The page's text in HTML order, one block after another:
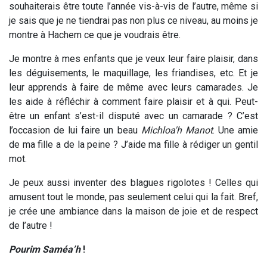
souhaiterais être toute l’année vis-à-vis de l’autre, même si
je sais que je ne tiendrai pas non plus ce niveau, au moins je
montre à Hachem ce que je voudrais être.
Je montre à mes enfants que je veux leur faire plaisir, dans
les déguisements, le maquillage, les friandises, etc. Et je
leur apprends à faire de même avec leurs camarades. Je
les aide à réfléchir à comment faire plaisir et à qui. Peut-
être un enfant s’est-il disputé avec un camarade ? C’est
l’occasion de lui faire un beau Michloa'h Manot. Une amie
de ma fille a de la peine ? J’aide ma fille à rédiger un gentil
mot.
Je peux aussi inventer des blagues rigolotes ! Celles qui
amusent tout le monde, pas seulement celui qui la fait. Bref,
je crée une ambiance dans la maison de joie et de respect
de l’autre !
Pourim Saméa’h !